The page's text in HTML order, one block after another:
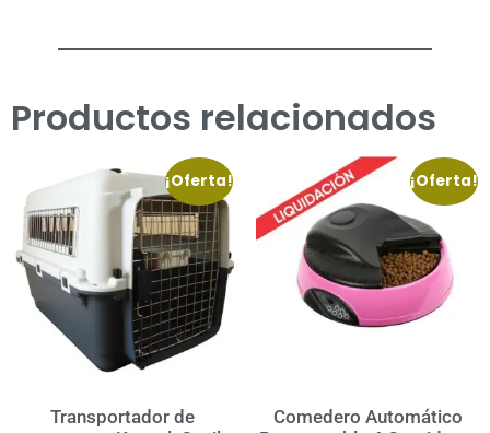
Productos relacionados
¡Oferta!
Transportador de
¡Oferta!
Comedero Automático